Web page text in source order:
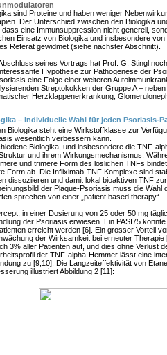
sind Proteine und haben weniger
Der Unterschied zwischen den Biologika
dass eine Immunsuppression nicht generell,
Einsatz von Biologika und insbesondere
Referat gewidmet (siehe nächster Abschnitt).
seines Vortrags hat Prof. G. Stingl
Hypothese zur Pathogenese der
eine Folge einer weiteren
Streptokokken der Gruppe A –
Herzklappenerkrankung,
– individuelle Wahl für jeden Psoriasis-
Biologika steht eine Wirkstoffklasse zur
wesentlich verbessern kann.
Biologika, und insbesondere die TNF-
und ihrem Wirkungsmechanismus.
und trimere Form des löslichen TNFs
Form ab. Die Infliximab-TNF Komplexe sind
dissoziieren und damit lokal bioaktiven TNF
der Plaque-Psoriasis muss die Wahl
sprechen von einer „patient based therapy“.
in einer Dosierung von 25 oder 50 mg
der Psoriasis erwiesen. Ein PASI75
erreicht werden [6]. Ein grosser Vorteil
der Wirksamkeit bei erneuter Therapie
3% aller Patienten auf, und dies ohne Verlust
der TNF-alpha-Hemmer lässt eine
zu [9,10]. Die Langzeiteffektivität von
illustriert Abbildung 2 [11]: